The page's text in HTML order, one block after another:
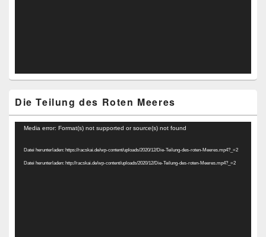
Die Teilung des Roten Meeres
Video-
Media error: Format(s) not supported or source(s) not found
Datei herunterladen: https://racskai.de/wp-content/uploads/2020/12/Die-Teilung-des-roten-Meeres.mp4?_=2
Datei herunterladen: http://racskai.de/wp-content/uploads/2020/12/Die-Teilung-des-roten-Meeres.mp4?_=2